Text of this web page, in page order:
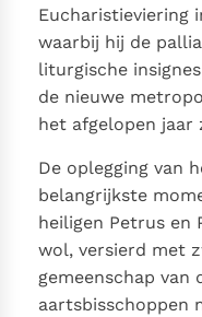
Eucharistieviering
waarbij hij de
liturgische
de nieuwe
het afgelopen jaar
De oplegging van
belangrijkste
heiligen Petrus en
wol, versierd met
gemeenschap
aartsbisschoppen